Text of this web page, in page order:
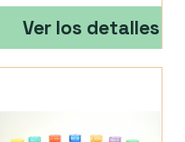
Ver los detalles